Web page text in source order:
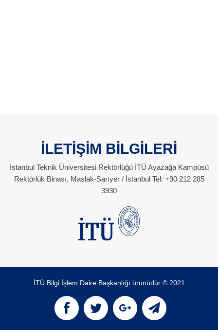
İLETİŞİM BİLGİLERİ
İstanbul Teknik Üniversitesi Rektörlüğü İTÜ Ayazağa Kampüsü
Rektörlük Binası, Maslak-Sarıyer / İstanbul Tel: +90 212 285
3930
İTÜ Bilgi İşlem Daire Başkanlığı ürünüdür © 2021